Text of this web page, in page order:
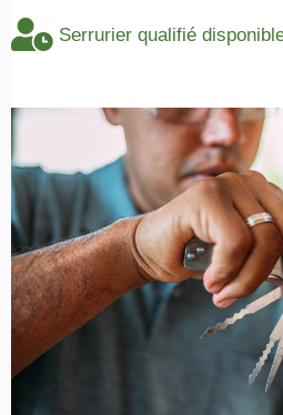
Serrurier qualifié